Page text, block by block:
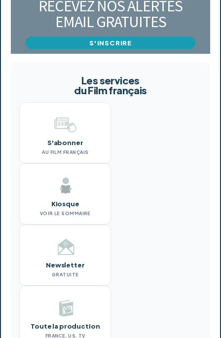
RECEVEZ NOS ALERTES
EMAIL GRATUITES
S'INSCRIRE
Les services
du Film français
S'abonner
AU FILM FRANÇAIS
Kiosque
VOIR LE SOMMAIRE
Newsletter
GRATUITE
Toute la production
FRANCE, US, TV